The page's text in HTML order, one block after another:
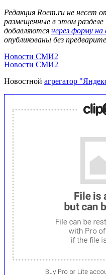
Редакция Roem.ru не несет
размещенные в этом
добавляются через форму на
опубликованы без
Новости СМИ2
Новости СМИ2
Новостной агрегатор